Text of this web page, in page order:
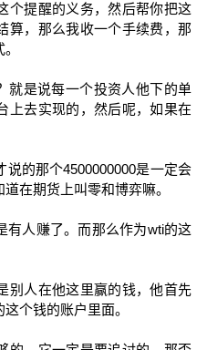
个提醒的义务，然后帮你把这
算，那么我收一个手续费，那
就是说每一个投资人他下的单
上去实现的，然后呢，如果在
的那个4500000000是一定会
在期货上叫零和博弈嘛。
有人赚了。而那么作为wti的这
别人在他这里赢的钱，他首先
个钱的账户里面。